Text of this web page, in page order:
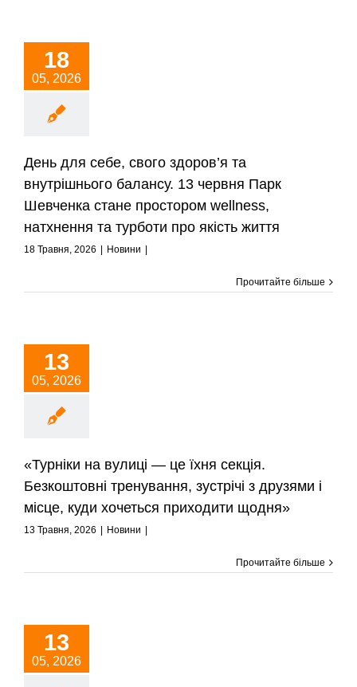
18
05, 2026
День для себе, свого здоров’я та
внутрішнього балансу. 13 червня Парк
Шевченка стане простором wellness,
натхнення та турботи про якість життя
18 Травня, 2026 Новини
Прочитайте більше
13
05, 2026
«Турніки на вулиці — це їхня секція.
Безкоштовні тренування, зустрічі з друзями і
місце, куди хочеться приходити щодня»
13 Травня, 2026 Новини
Прочитайте більше
13
05, 2026